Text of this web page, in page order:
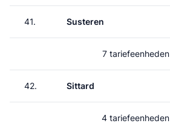
41. Susteren
7 tariefeenheden
42. Sittard
4 tariefeenheden